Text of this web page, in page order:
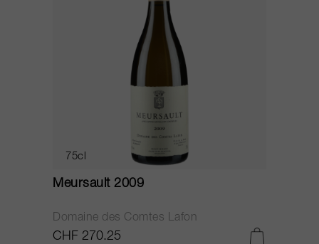
75cl
Meursault 2009
Domaine des Comtes Lafon
CHF 270.25